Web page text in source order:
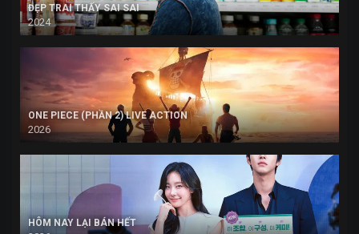
ĐẸP TRAI THẤY SAI SAI
2024
ONE PIECE (PHẦN 2) LIVE ACTION
2026
HÔM NAY LẠI BÁN HẾT